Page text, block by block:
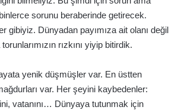
sorunu beraberinde getirecek.
gibiyiz. Dünyadan payımıza ait olanı değil
rızkını yiyip bitirdik.
yenik düşmüşler var. En üstten
var. Her şeyini kaybedenler:
vatanını… Dünyaya tutunmak için